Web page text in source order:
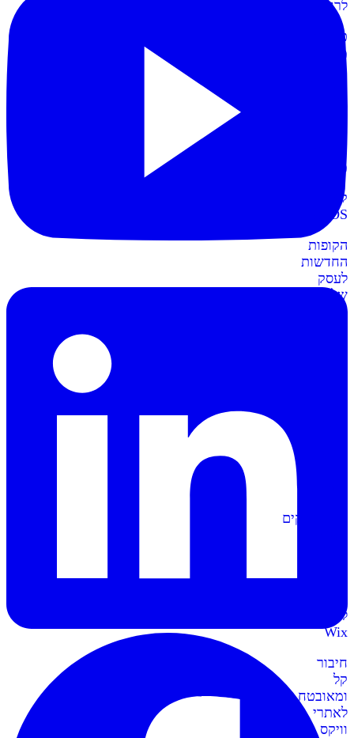
לרווחית
כרטיסי
מועדון
תשלום
קל
עם
כרטיסי
מועדון
קופות
POS
הקופות
החדשות
לעסק
שלכם
מתממשקים
ל-
Wix
חיבור
קל
ומאובטח
לאתרי
וויקס